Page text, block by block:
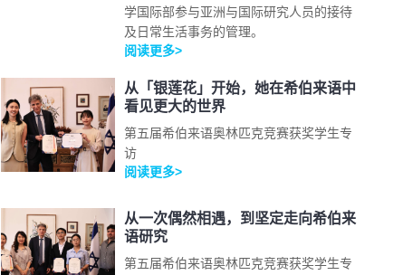
学国际部参与亚洲与国际研究人员的接待
及日常生活事务的管理。
阅读更多>
从「银莲花」开始，她在希伯来语中
看见更大的世界
第五届希伯来语奥林匹克竞赛获奖学生专
访
阅读更多>
从一次偶然相遇，到坚定走向希伯来
语研究
第五届希伯来语奥林匹克竞赛获奖学生专